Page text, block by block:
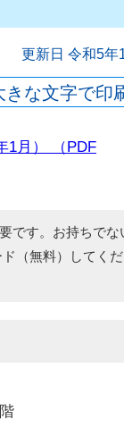
更新日 令和5年
きな文字で印
1月） （PDF
です。お持ちでな
（無料）してくだ